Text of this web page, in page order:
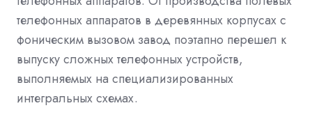
телефонных аппаратов в деревянных корпусах с
фоническим вызовом завод поэтапно перешел к
выпуску сложных телефонных устройств,
выполняемых на специализированных
интегральных схемах.